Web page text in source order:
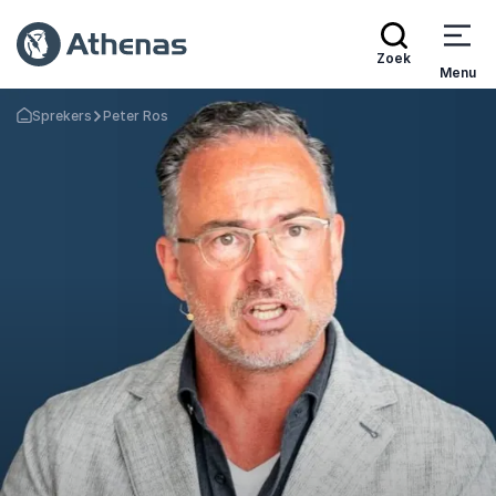
Zoek
Menu
Terug naar de startpagina
Sprekers Peter Ros